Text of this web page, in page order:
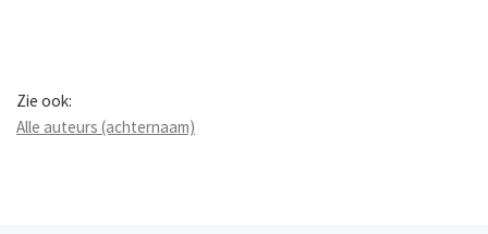
Zie ook:
Alle auteurs (achternaam)